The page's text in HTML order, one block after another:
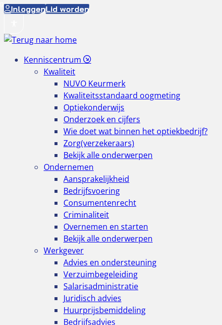
Ga
de
inhoud
InloggenLid worden
Kenniscentrum
Kwaliteit
NUVO Keurmerk
Kwaliteitsstandaard oogmeting
Optiekonderwijs
Onderzoek en cijfers
Wie doet wat binnen het optiekbedrijf?
Zorg(verzekeraars)
Bekijk alle onderwerpen
Ondernemen
Aansprakelijkheid
Bedrijfsvoering
Consumentenrecht
Criminaliteit
Overnemen en starten
Bekijk alle onderwerpen
Werkgever
Advies en ondersteuning
Verzuimbegeleiding
Salarisadministratie
Juridisch advies
Huurprijsbemiddeling
Bedrijfsadvies